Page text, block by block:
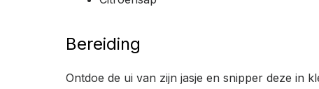
Bereiding
Ontdoe de ui van zijn jasje en snipper deze in